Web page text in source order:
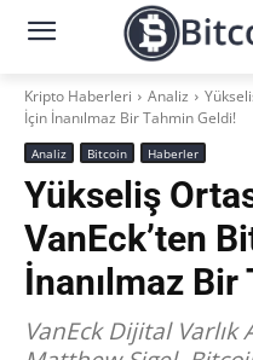
Kripto Haberleri Analiz
İçin İnanılmaz Bir Tahmin Geldi!
Analiz Bitcoin Haberler
Yükseliş
VanEck’ten
İnanılmaz
VanEck Dijital Varlık